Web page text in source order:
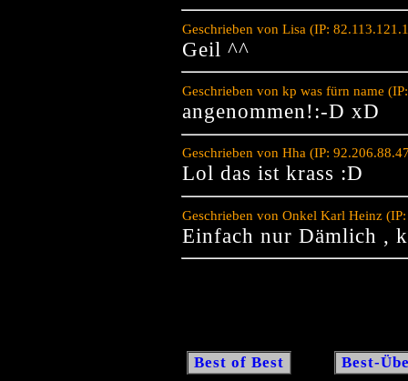
Geschrieben von Lisa (IP:
Geil ^^
Geschrieben von kp was fürn name
angenommen!:-D xD
Geschrieben von Hha (IP:
Lol das ist krass :D
Geschrieben von Onkel Karl Heinz
Einfach nur Dämlich ,
Best of Best Best-